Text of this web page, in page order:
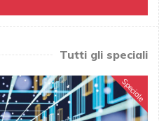
Tutti gli speciali
Speciale